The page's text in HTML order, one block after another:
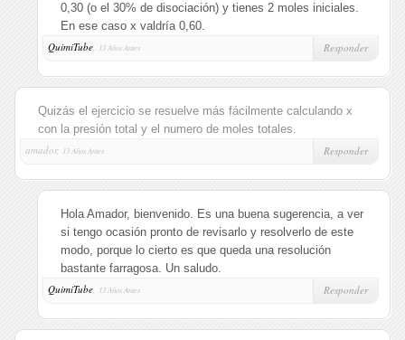
0,30 (o el 30% de disociación) y tienes 2 moles iniciales.
En ese caso x valdría 0,60.
QuimiTube, 13 Años Antes Responder
Quizás el ejercicio se resuelve más fácilmente calculando x
con la presión total y el numero de moles totales.
amador, 13 Años Antes Responder
Hola Amador, bienvenido. Es una buena sugerencia, a ver
si tengo ocasión pronto de revisarlo y resolverlo de este
modo, porque lo cierto es que queda una resolución
bastante farragosa. Un saludo.
QuimiTube, 13 Años Antes Responder